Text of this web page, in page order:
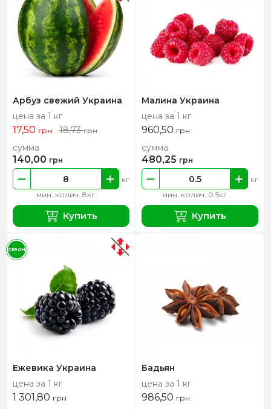
Арбуз свежий Украина
цена за 1 кг
17,50 грн 18,73грн
мин. колич. 8кг
кг
сумма
140,00 грн
Купить
Малина Украина
цена за 1 кг
960,50 грн
мин. колич. 0.5кг
кг
сумма
480,25 грн
Купить
Ежевика Украина
цена за 1 кг
1 301,80 грн
СЕЗОН
Бадьян
цена за 1 кг
986,50 грн